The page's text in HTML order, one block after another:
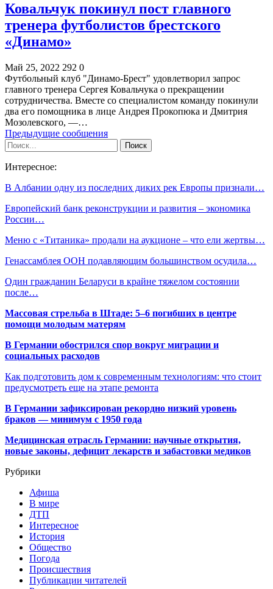
Ковальчук покинул пост главного
тренера футболистов брестского
«Динамо»
Май 25, 2022 292 0
Футбольный клуб "Динамо-Брест" удовлетворил запрос
главного тренера Сергея Ковальчука о прекращении
сотрудничества. Вместе со специалистом команду покинули
два его помощника в лице Андрея Прокопюка и Дмитрия
Мозолевского, —…
Предыдущие сообщения
Интересное:
В Албании одну из последних диких рек Европы признали…
Европейский банк реконструкции и развития – экономика
России…
Меню с «Титаника» продали на аукционе – что ели жертвы…
Генассамблея ООН подавляющим большинством осудила…
Один гражданин Беларуси в крайне тяжелом состоянии
после…
Массовая стрельба в Штаде: 5–6 погибших в центре
помощи молодым матерям
В Германии обострился спор вокруг миграции и
социальных расходов
Как подготовить дом к современным технологиям: что стоит
предусмотреть еще на этапе ремонта
В Германии зафиксирован рекордно низкий уровень
браков — минимум с 1950 года
Медицинская отрасль Германии: научные открытия,
новые законы, дефицит лекарств и забастовки медиков
Рубрики
Афиша
В мире
ДТП
Интересное
История
Общество
Погода
Происшествия
Публикации читателей